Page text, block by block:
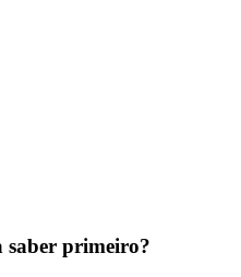
saber primeiro?